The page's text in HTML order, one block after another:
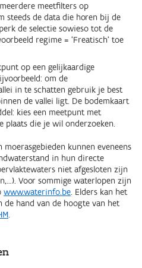
meetfilters op
steeds de data die horen bij de
de selectie sowieso tot de
regime = 'Freatisch' toe
op een gelijkaardige
om de
in te schatten gebruik je best
de vallei ligt. De bodemkaart
kies een meetpunt met
plaats die je wil onderzoeken.
kunnen eveneens
in hun directe
niet afgesloten zijn
Voor sommige waterlopen zijn
www.waterinfo.be. Elders kan het
hand van de hoogte van het
.